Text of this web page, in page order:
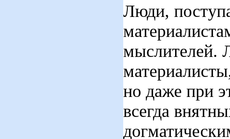
Люди,
мыслителей.
но даже при
всегда